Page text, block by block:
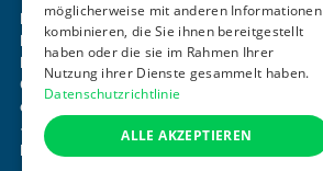
Impressum
Datenschutz
Barrierefreiheitserklärung
Cookie-Einstellungen anpassen
office@ogni.at
+43 664 15 63 507
Mayerhofgasse 1 / 22, 1040 Wien
möglicherweise mit anderen Informationen
kombinieren, die Sie ihnen bereitgestellt
haben oder die sie im Rahmen Ihrer
Nutzung ihrer Dienste gesammelt haben.
Datenschutzrichtlinie
ALLE AKZEPTIEREN